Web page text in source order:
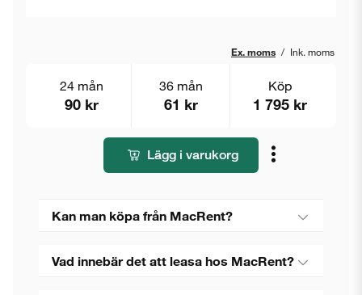
Ex. moms / Ink. moms
24 mån
90 kr
36 mån
61 kr
Köp
1 795 kr
Lägg i varukorg
Kan man köpa från MacRent?
Vad innebär det att leasa hos MacRent?